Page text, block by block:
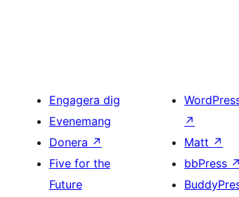
Engagera dig
Evenemang
Donera ↗
Five for the
Future
↗
Matt ↗
bbPress ↗